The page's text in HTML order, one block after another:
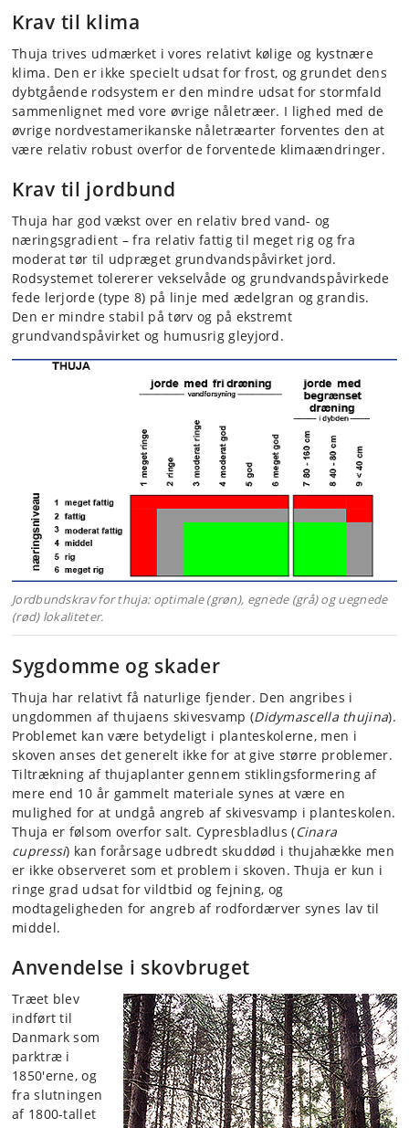
Krav til klima
Thuja trives udmærket i vores relativt kølige og kystnære
klima. Den er ikke specielt udsat for frost, og grundet dens
dybtgående rodsystem er den mindre udsat for stormfald
sammenlignet med vore øvrige nåletræer. I lighed med de
øvrige nordvestamerikanske nåletræarter forventes den at
være relativ robust overfor de forventede klimaændringer.
Krav til jordbund
Thuja har god vækst over en relativ bred vand- og
næringsgradient – fra relativ fattig til meget rig og fra
moderat tør til udpræget grundvandspåvirket jord.
Rodsystemet tolererer vekselvåde og grundvandspåvirkede
fede lerjorde (type 8) på linje med ædelgran og grandis.
Den er mindre stabil på tørv og på ekstremt
grundvandspåvirket og humusrig gleyjord.
Jordbundskrav for thuja: optimale (grøn), egnede (grå) og uegnede
(rød) lokaliteter.
Sygdomme og skader
Thuja har relativt få naturlige fjender. Den angribes i
ungdommen af thujaens skivesvamp (Didymascella thujina).
Problemet kan være betydeligt i planteskolerne, men i
skoven anses det generelt ikke for at give større problemer.
Tiltrækning af thujaplanter gennem stiklingsformering af
mere end 10 år gammelt materiale synes at være en
mulighed for at undgå angreb af skivesvamp i planteskolen.
Thuja er følsom overfor salt. Cypresbladlus (Cinara
cupressi) kan forårsage udbredt skuddød i thujahække men
er ikke observeret som et problem i skoven. Thuja er kun i
ringe grad udsat for vildtbid og fejning, og
modtageligheden for angreb af rodfordærver synes lav til
middel.
Anvendelse i skovbruget
Træet blev
indført til
Danmark som
parktræ i
1850'erne, og
fra slutningen
af 1800-tallet